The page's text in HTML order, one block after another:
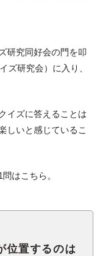
研究同好会の門を叩
ズ研究会）に入り、
イズに答えることは
しいと感じているこ
はこちら。
位置するのは